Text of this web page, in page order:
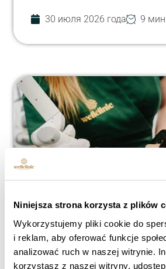
Niniejsza strona korzysta z plików
Wykorzystujemy pliki cookie do
i reklam, aby oferować funkcje
analizować ruch w naszej witrynie.
korzystasz z naszej witryny,
30 июля 2026 года 9 мин
Ozempic и кожа
похудение влияет